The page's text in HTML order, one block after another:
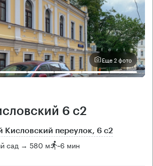
Еще 2 фото
6 с2
переулок, 6 с2
сад → 580 м ~6 мин